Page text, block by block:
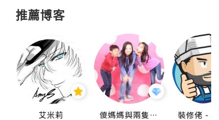
推薦博客
艾米莉 儍媽媽與兩隻小魔怪之家